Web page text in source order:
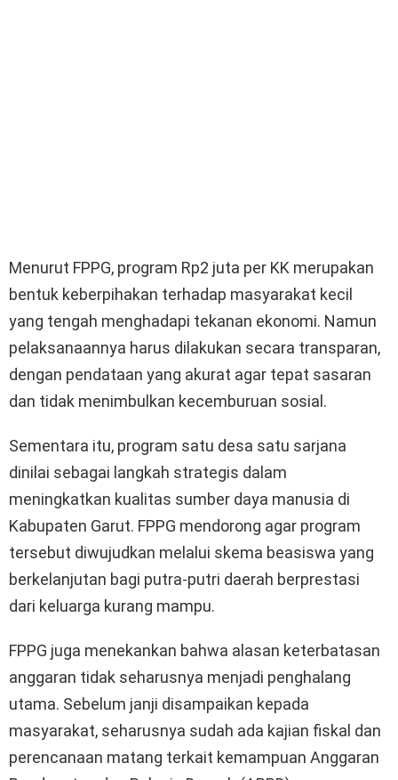
Menurut FPPG, program Rp2 juta per KK merupakan
bentuk keberpihakan terhadap masyarakat kecil
yang tengah menghadapi tekanan ekonomi. Namun
pelaksanaannya harus dilakukan secara transparan,
dengan pendataan yang akurat agar tepat sasaran
dan tidak menimbulkan kecemburuan sosial.
Sementara itu, program satu desa satu sarjana
dinilai sebagai langkah strategis dalam
meningkatkan kualitas sumber daya manusia di
Kabupaten Garut. FPPG mendorong agar program
tersebut diwujudkan melalui skema beasiswa yang
berkelanjutan bagi putra-putri daerah berprestasi
dari keluarga kurang mampu.
FPPG juga menekankan bahwa alasan keterbatasan
anggaran tidak seharusnya menjadi penghalang
utama. Sebelum janji disampaikan kepada
masyarakat, seharusnya sudah ada kajian fiskal dan
perencanaan matang terkait kemampuan Anggaran